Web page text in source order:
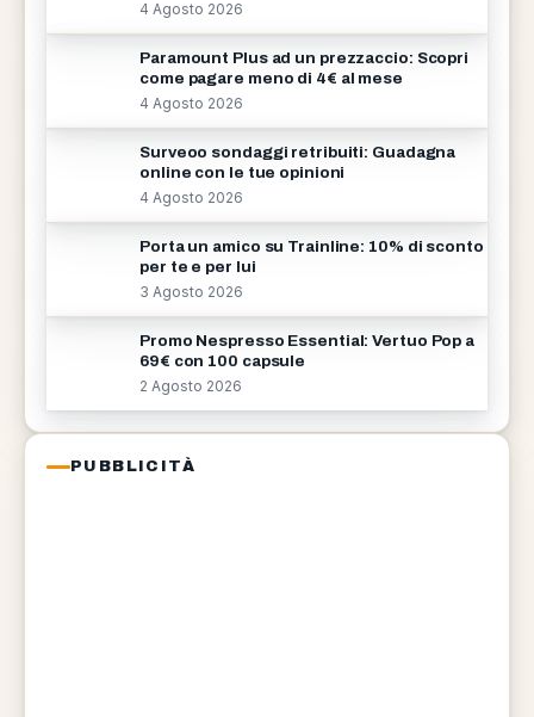
4 Agosto 2026
Paramount Plus ad un prezzaccio: Scopri
come pagare meno di 4€ al mese
4 Agosto 2026
Surveoo sondaggi retribuiti: Guadagna
online con le tue opinioni
4 Agosto 2026
Porta un amico su Trainline: 10% di sconto
per te e per lui
3 Agosto 2026
Promo Nespresso Essential: Vertuo Pop a
69€ con 100 capsule
2 Agosto 2026
PUBBLICITÀ